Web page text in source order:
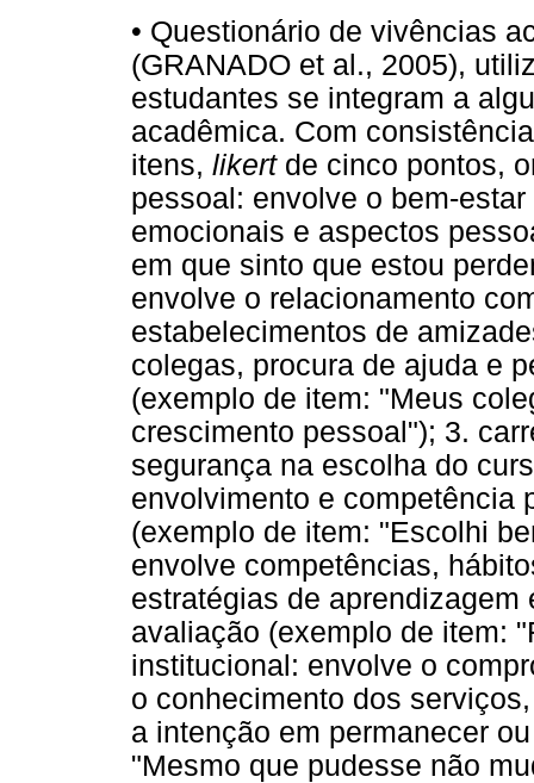
• Questionário de vivências
(GRANADO et al., 2005),
estudantes se integram a
acadêmica. Com
itens, likertde cinco pontos,
pessoal: envolve o bem-
emocionais e aspectos
em que sinto que estou
envolve o relacionamento
estabelecimentos de
colegas, procura de ajuda e
(exemplo de item: "Meus
crescimento pessoal"); 3.
segurança na escolha do
envolvimento e competência
(exemplo de item: "Escolhi
envolve competências,
estratégias de
avaliação (exemplo de item:
institucional: envolve o
o conhecimento dos
a intenção em permanecer
"Mesmo que pudesse não